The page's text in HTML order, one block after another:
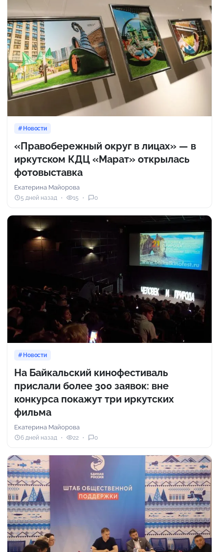
Новости
«Правобережный округ в лицах» — в
иркутском КДЦ «Марат» открылась
фотовыставка
Екатерина Майорова
5 дней назад 15 0
Новости
На Байкальский кинофестиваль
прислали более 300 заявок: вне
конкурса покажут три иркутских
фильма
Екатерина Майорова
6 дней назад 22 0